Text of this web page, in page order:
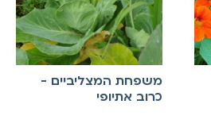
משפחת המצליביים -
כרוב אתיופי